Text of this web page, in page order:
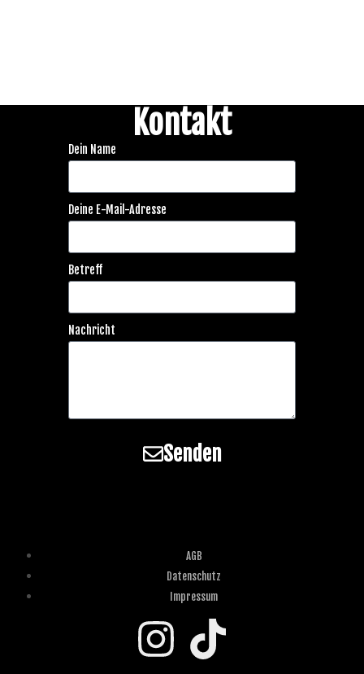
Kontakt
Dein Name
Deine E-Mail-Adresse
Betreff
Nachricht
Senden
AGB
Datenschutz
Impressum